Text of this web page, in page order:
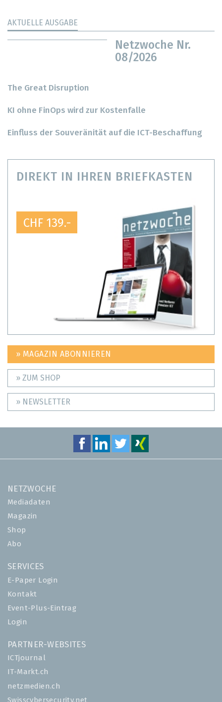
AKTUELLE AUSGABE
Netzwoche Nr.
08/2026
The Great Disruption
KI ohne FinOps wird zur Kostenfalle
Einfluss der Souveränität auf die ICT-Beschaffung
DIREKT IN IHREN BRIEFKASTEN
CHF 139.-
» MAGAZIN ABONNIEREN
» ZUM SHOP
» NEWSLETTER
NETZWOCHE
Mediadaten
Magazin
Shop
Abo
SERVICES
E-Paper Login
Kontakt
Event-Plus-Eintrag
Login
PARTNER-WEBSITES
ICTjournal
IT-Markt.ch
netzmedien.ch
Swisscybersecurity.net